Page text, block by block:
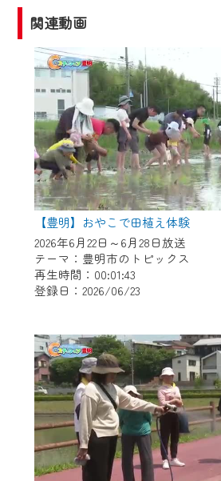
関連動画
【豊明】おやこで田植え体験
2026年6月22日～6月28日放送
テーマ：豊明市のトピックス
再生時間：00:01:43
登録日：2026/06/23
【ご注意】
2024年9月24日からはご加
ビス向上のため、
『CCNet Web TV』を利用
一部コンテンツを除き、
CCNetサービスへの加入
ページ※』へのログインが
す。
何卒、ご理解ご了承の程
いたします。
※マイページへのログインに
要となります。
※MyIDとは、CCNet Web TV
各種サービスをご利用頂く
で設定できます。
（GmailやYahooなどのフリ
スでも作成可能です）
※マイページへのログイン
録はこちらから
※CCNetアプリをご利用中
ご視聴いただけます。